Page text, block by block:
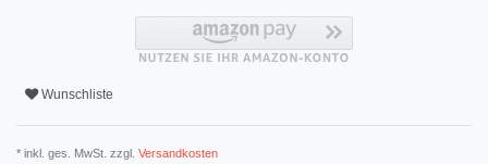
Wunschliste
* inkl. ges. MwSt. zzgl. Versandkosten